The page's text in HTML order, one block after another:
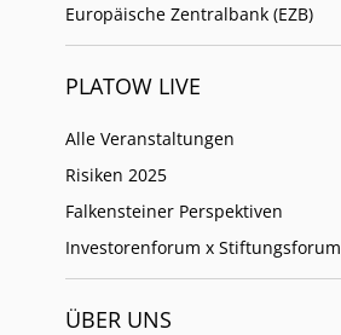
Europäische Zentralbank (EZB)
PLATOW LIVE
Alle Veranstaltungen
Risiken 2025
Falkensteiner Perspektiven
Investorenforum x Stiftungsforum
ÜBER UNS